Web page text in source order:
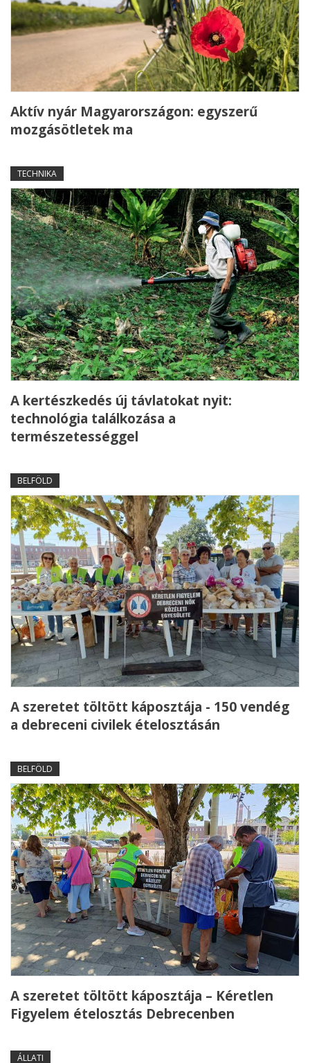
Aktív nyár Magyarországon: egyszerű
mozgásötletek ma
TECHNIKA
A kertészkedés új távlatokat nyit:
technológia találkozása a
természetességgel
BELFÖLD
A szeretet töltött káposztája - 150 vendég
a debreceni civilek ételosztásán
BELFÖLD
A szeretet töltött káposztája – Kéretlen
Figyelem ételosztás Debrecenben
ÁLLATI